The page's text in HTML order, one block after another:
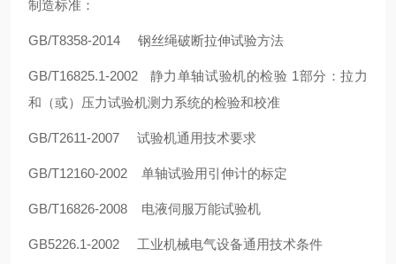
制造标准：
GB/T8358-2014 钢丝绳破断拉伸试验方法
GB/T16825.1-2002 静力单轴试验机的检验 1部分：拉力
和（或）压力试验机测力系统的检验和校准
GB/T2611-2007 试验机通用技术要求
GB/T12160-2002 单轴试验用引伸计的标定
GB/T16826-2008 电液伺服万能试验机
GB5226.1-2002 工业机械电气设备通用技术条件